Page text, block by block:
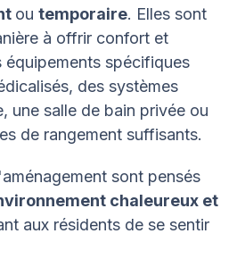
ou temporaire. Elles sont
à offrir confort et
équipements spécifiques
des systèmes
une salle de bain privée ou
de rangement suffisants.
sont pensés
chaleureux et
aux résidents de se sentir